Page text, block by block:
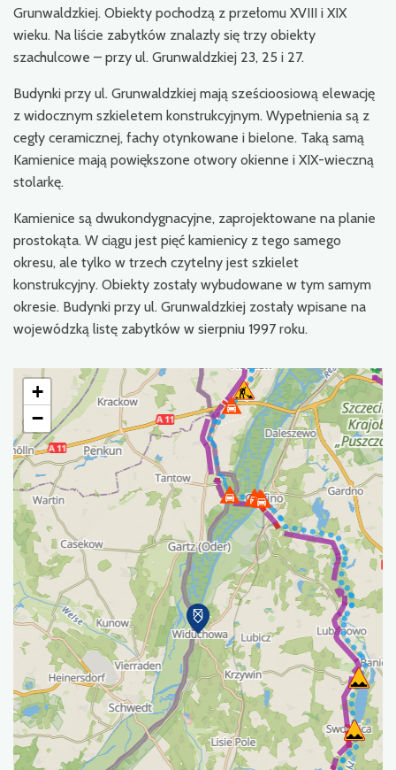
Grunwaldzkiej. Obiekty pochodzą z przełomu XVIII i XIX
wieku. Na liście zabytków znalazły się trzy obiekty
szachulcowe – przy ul. Grunwaldzkiej 23, 25 i 27.
Budynki przy ul. Grunwaldzkiej mają sześcioosiową elewację
z widocznym szkieletem konstrukcyjnym. Wypełnienia są z
cegły ceramicznej, fachy otynkowane i bielone. Taką samą
Kamienice mają powiększone otwory okienne i XIX-wieczną
stolarkę.
Kamienice są dwukondygnacyjne, zaprojektowane na planie
prostokąta. W ciągu jest pięć kamienicy z tego samego
okresu, ale tylko w trzech czytelny jest szkielet
konstrukcyjny. Obiekty zostały wybudowane w tym samym
okresie. Budynki przy ul. Grunwaldzkiej zostały wpisane na
wojewódzką listę zabytków w sierpniu 1997 roku.
+
−